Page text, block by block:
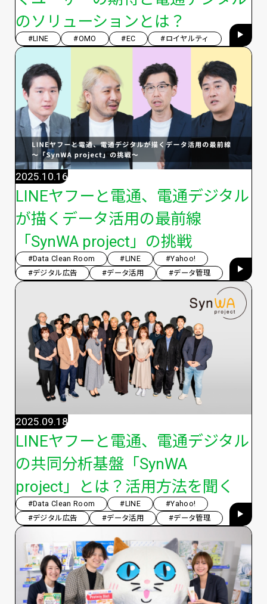
のソリューションとは？
#LINE #OMO #EC #ロイヤルティ
LINEヤフーと電通、電通デジタル
が描くデータ活用の最前線
「SynWA project」の挑戦
2025.10.16
#Data Clean Room #LINE
#Yahoo!
#デジタル広告
#データ活用 #データ管理
LINEヤフーと電通、電通デジタル
の共同分析基盤「SynWA
project」とは？活用方法を聞く
2025.09.18
#Data Clean Room #LINE
#Yahoo!
#デジタル広告
#データ活用 #データ管理